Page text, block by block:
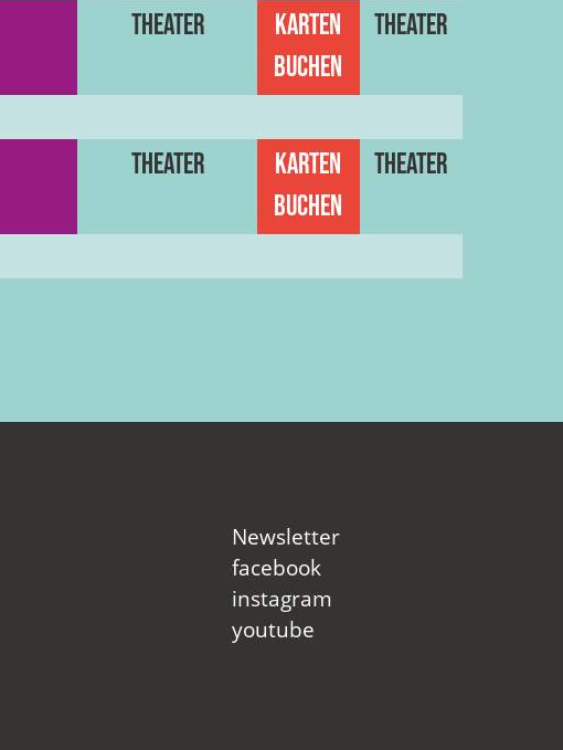
Theater
Karten
buchen
Theater
Theater
Karten
buchen
Theater
Newsletter
facebook
instagram
youtube